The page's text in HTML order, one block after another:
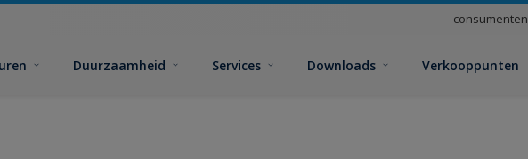
consumenten
Duurzaamheid Services Downloads Verkooppunten